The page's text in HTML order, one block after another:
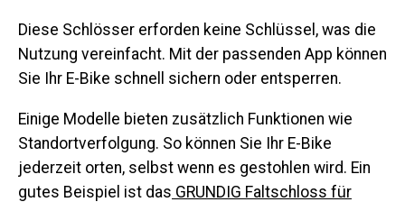
Diese Schlösser erforden keine Schlüssel, was die
Nutzung vereinfacht. Mit der passenden App können
Sie Ihr E-Bike schnell sichern oder entsperren.
Einige Modelle bieten zusätzlich Funktionen wie
Standortverfolgung. So können Sie Ihr E-Bike
jederzeit orten, selbst wenn es gestohlen wird. Ein
gutes Beispiel ist das GRUNDIG Faltschloss für